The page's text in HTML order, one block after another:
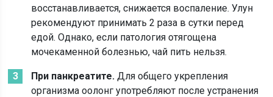
восстанавливается, снижается воспаление. Улун
рекомендуют принимать 2 раза в сутки перед
едой. Однако, если патология отягощена
мочекаменной болезнью, чай пить нельзя.
При панкреатите.Для общего укрепления
организма оолонг употребляют после устранения